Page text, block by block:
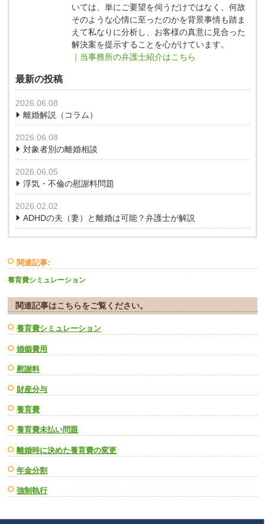
いては、単にご要望を伺うだけではなく、何故
そのような心情に至ったのかを背景事情も踏ま
えて私なりに分析し、お客様の真意に見合った
解決案を提示することを心がけています。
｜当事務所の弁護士紹介はこちら
最新の投稿
2026.06.08
離婚解説（コラム）
2026.06.08
対象者別の離婚相談
2026.06.05
浮気・不倫の慰謝料問題
2026.02.02
ADHDの夫（妻）と離婚は可能？弁護士が解説
関連記事:
養育費シミュレーション
関連記事はこちらをご覧ください。
養育費シミュレーション
婚姻費用
慰謝料
財産分与
養育費
養育費未払い問題
離婚時に決めた養育費の変更
年金分割
強制執行